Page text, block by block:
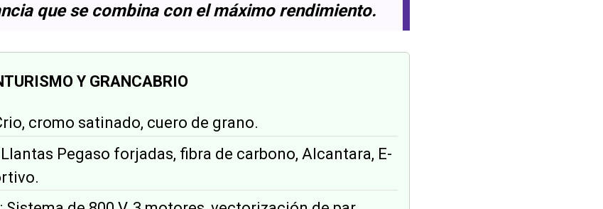
que se combina con el máximo rendimiento.
Y GRANCABRIO
cromo satinado, cuero de grano.
Llantas Pegaso forjadas, fibra de carbono, Alcantara, E-